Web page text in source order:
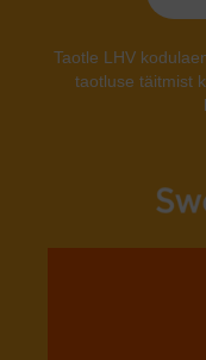
Taotle LHV
taotluse täitmist